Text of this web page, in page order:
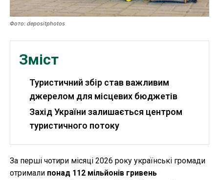
Ми в соц. мережах
Фото: depositphotos
Зміст
Туристичний збір став важливим
джерелом для місцевих бюджетів
Захід України залишається центром
туристичного потоку
За перші чотири місяці 2026 року українські громади
отримали понад 112 мільйонів гривень